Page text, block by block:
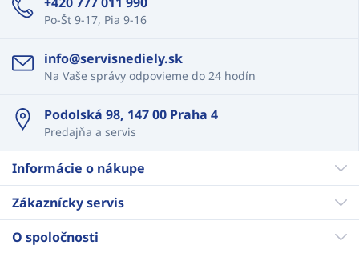
Po-Št 9-17, Pia 9-16
info@servisnediely.sk
Na Vaše správy odpovieme do 24 hodín
Podolská 98, 147 00 Praha 4
Predajňa a servis
Informácie o nákupe
Zákaznícky servis
O spoločnosti